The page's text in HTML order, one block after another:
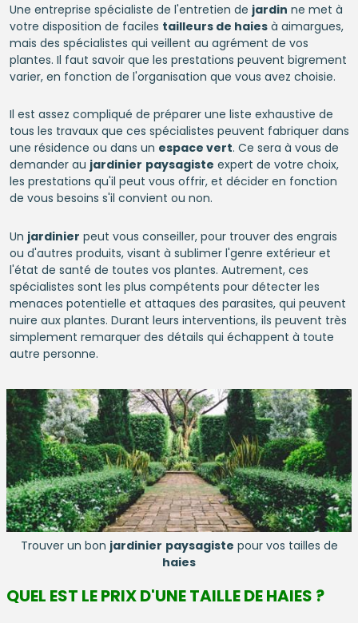
Une entreprise spécialiste de l'entretien de jardin ne met à
votre disposition de faciles tailleurs de haiesà aimargues,
mais des spécialistes qui veillent au agrément de vos
plantes. Il faut savoir que les prestations peuvent bigrement
varier, en fonction de l'organisation que vous avez choisie.
Il est assez compliqué de préparer une liste exhaustive de
tous les travaux que ces spécialistes peuvent fabriquer dans
une résidence ou dans un espace vert. Ce sera à vous de
demander au jardinier paysagiste expert de votre choix,
les prestations qu'il peut vous offrir, et décider en fonction
de vous besoins s'il convient ou non.
Un jardinier peut vous conseiller, pour trouver des engrais
ou d'autres produits, visant à sublimer l'genre extérieur et
l'état de santé de toutes vos plantes. Autrement, ces
spécialistes sont les plus compétents pour détecter les
menaces potentielle et attaques des parasites, qui peuvent
nuire aux plantes. Durant leurs interventions, ils peuvent très
simplement remarquer des détails qui échappent à toute
autre personne.
Trouver un bon jardinier paysagiste pour vos tailles de
haies
QUEL EST LE PRIX D'UNE TAILLE DE HAIES ?